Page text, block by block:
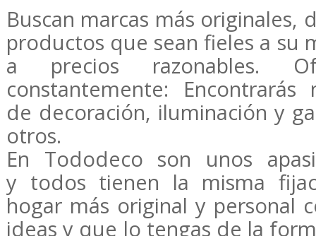
Buscan marcas más originales,
productos que sean fieles a su
a precios razonables.
constantemente: Encontrarás
de decoración, iluminación y
otros.
En Tododeco son unos
y todos tienen la misma
hogar más original y personal
ideas y que lo tengas de la